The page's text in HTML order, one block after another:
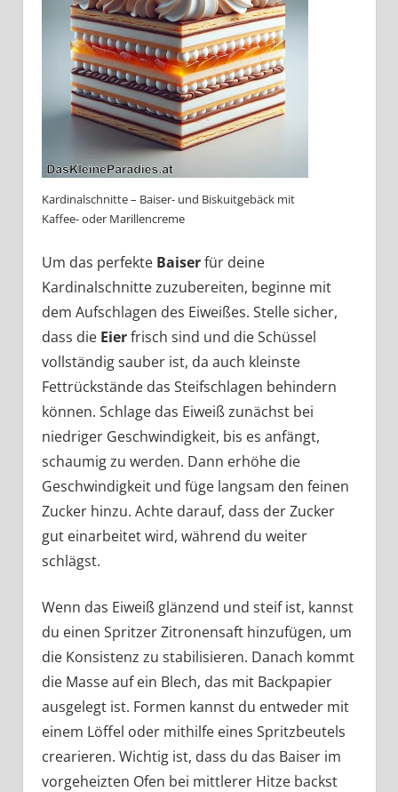
Kardinalschnitte – Baiser- und Biskuitgebäck mit
Kaffee- oder Marillencreme
Um das perfekte Baiserfür deine
Kardinalschnitte zuzubereiten, beginne mit
dem Aufschlagen des Eiweißes. Stelle sicher,
dass die Eierfrisch sind und die Schüssel
vollständig sauber ist, da auch kleinste
Fettrückstände das Steifschlagen behindern
können. Schlage das Eiweiß zunächst bei
niedriger Geschwindigkeit, bis es anfängt,
schaumig zu werden. Dann erhöhe die
Geschwindigkeit und füge langsam den feinen
Zucker hinzu. Achte darauf, dass der Zucker
gut einarbeitet wird, während du weiter
schlägst.
Wenn das Eiweiß glänzend und steif ist, kannst
du einen Spritzer Zitronensaft hinzufügen, um
die Konsistenz zu stabilisieren. Danach kommt
die Masse auf ein Blech, das mit Backpapier
ausgelegt ist. Formen kannst du entweder mit
einem Löffel oder mithilfe eines Spritzbeutels
crearieren. Wichtig ist, dass du das Baiser im
vorgeheizten Ofen bei mittlerer Hitze backst